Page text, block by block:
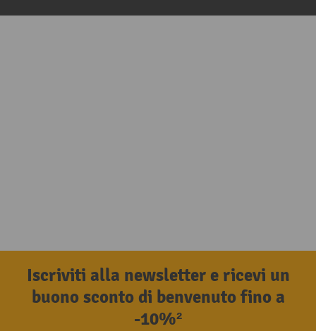
Iscriviti alla newsletter e ricevi un
buono sconto di benvenuto fino a
-10%²